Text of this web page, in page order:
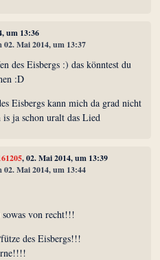
um 13:36
02. Mai 2014, um 13:37
des Eisbergs :) das könntest du
:D
Eisbergs kann mich da grad nicht
ja schon uralt das Lied
, 02. Mai 2014, um 13:39
02. Mai 2014, um 13:44
von recht!!!
des Eisbergs!!!